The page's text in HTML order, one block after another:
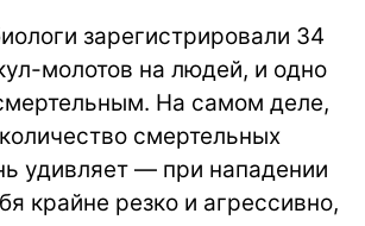
зарегистрировали 34
молотов на людей, и одно
На самом деле,
смертельных
удивляет — при нападении
крайне резко и агрессивно,